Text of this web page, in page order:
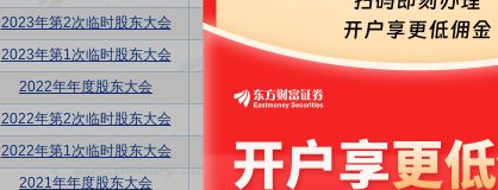
2023年第2次临时股东大会
购并,关联交易议案 2023/11/
2023年第1次临时股东大会
关联交易议案 2023/
2022年年度股东大会
关联交易议案,利润分配方案,年...
2022年第2次临时股东大会
2022年第1次临时股东大会
利润分配方案 2022/
2021年年度股东大会
关联交易议案,利润分配方案,年... 2022/